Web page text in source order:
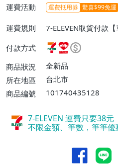
運費活動 運費抵用券 驚喜$99免運
運費規則
7-ELEVEN取貨付款
或消費滿$1298免運
不付款【免運費】、
運費$60、滿5件或消
費】、宅配/貨運【單
付款方式
商品狀況
全新品
所在地區
台北市
商品編號
101740435128
7-ELEVEN 運費只要38元
不限金額、筆數，筆筆優